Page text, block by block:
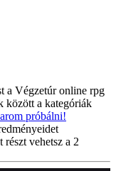
a Végzetúr online rpg
között a kategóriák
próbálni!
vehetsz a 2